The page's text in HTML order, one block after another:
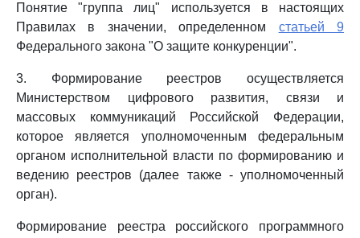
Понятие "группа лиц" используется в настоящих
Правилах в значении, определенном статьей 9
Федерального закона "О защите конкуренции".
3. Формирование реестров осуществляется
Министерством цифрового развития, связи и
массовых коммуникаций Российской Федерации,
которое является уполномоченным федеральным
органом исполнительной власти по формированию и
ведению реестров (далее также - уполномоченный
орган).
Формирование реестра российского программного